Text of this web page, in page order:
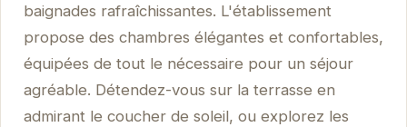
baignades rafraîchissantes. L'établissement
propose des chambres élégantes et confortables,
équipées de tout le nécessaire pour un séjour
agréable. Détendez-vous sur la terrasse en
admirant le coucher de soleil, ou explorez les